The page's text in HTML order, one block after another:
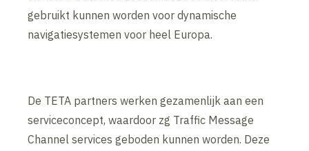
gebruikt kunnen worden voor dynamische
navigatiesystemen voor heel Europa.
De TETA partners werken gezamenlijk aan een
serviceconcept, waardoor zg Traffic Message
Channel services geboden kunnen worden. Deze